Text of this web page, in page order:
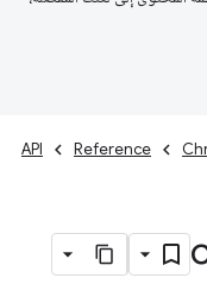
Reference
API